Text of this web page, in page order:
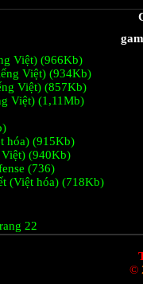
Việt) (966Kb)
Việt) (934Kb)
Việt) (857Kb)
Việt) (1,11Mb)
hóa) (915Kb)
Việt) (940Kb)
(736)
(Việt hóa) (718Kb)
22
©